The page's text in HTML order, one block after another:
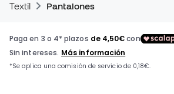
Textil Pantalones